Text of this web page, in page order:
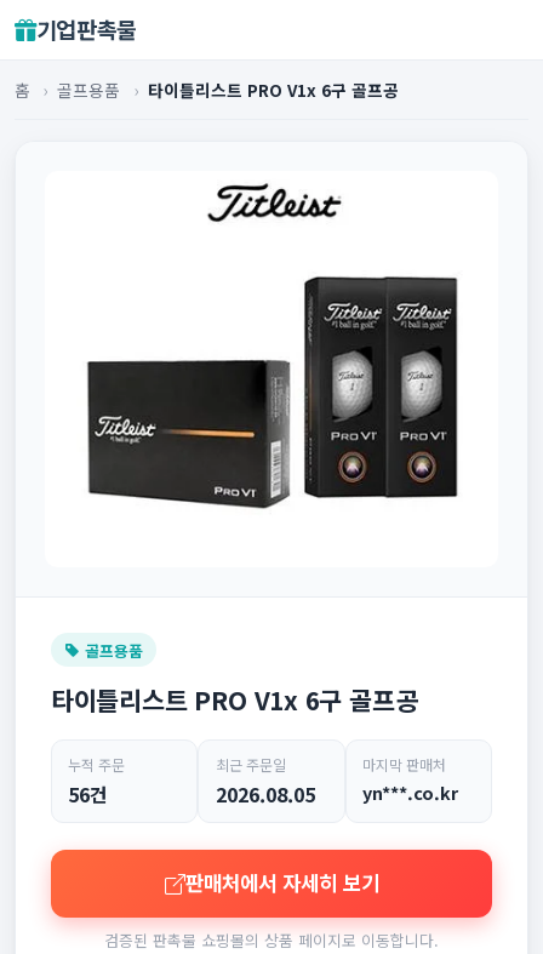
기업판촉물
홈 › 골프용품 › 타이틀리스트 PRO V1x 6구 골프공
골프용품
타이틀리스트 PRO V1x 6구 골프공
누적 주문
56건
최근 주문일
2026.08.05
마지막 판매처
yn***.co.kr
판매처에서 자세히 보기
검증된 판촉물 쇼핑몰의 상품 페이지로 이동합니다.